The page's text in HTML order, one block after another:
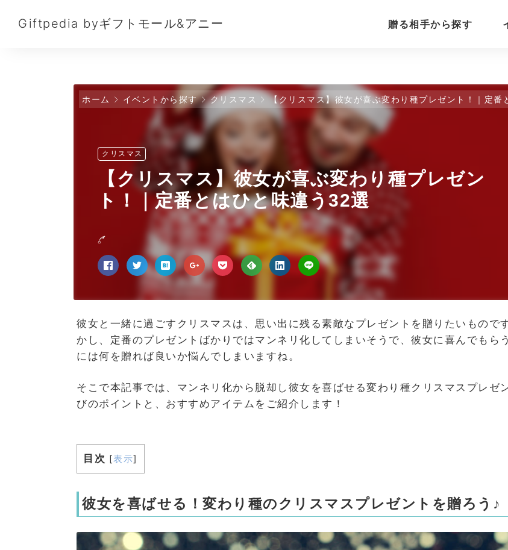
Giftpedia byギフトモール&アニー 贈る相手から探す
ホーム イベントから探す クリスマス 【クリスマス】彼女が喜ぶ変わり種プレゼント！｜定番とはひと味違う
クリスマス
【クリスマス】彼女が喜ぶ変わり種プレゼン
ト！｜定番とはひと味違う32選
彼女と一緒に過ごすクリスマスは、思い出に残る素敵なプレゼントを贈りたいもので
かし、定番のプレゼントばかりではマンネリ化してしまいそうで、彼女に喜んでもら
には何を贈れば良いか悩んでしまいますね。
そこで本記事では、マンネリ化から脱却し彼女を喜ばせる変わり種クリスマスプレゼ
びのポイントと、おすすめアイテムをご紹介します！
目次 [表示]
彼女を喜ばせる！変わり種のクリスマスプレゼントを贈ろう♪